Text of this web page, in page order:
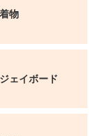
着物
ジェイボード